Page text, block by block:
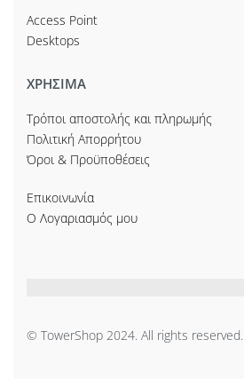
Access Point
Desktops
ΧΡΗΣΙΜΑ
Τρόποι αποστολής και πληρωμής
Πολιτική Απορρήτου
Όροι & Προϋποθέσεις
Επικοινωνία
Ο Λογαριασμός μου
© TowerShop 2024. All rights reserved.